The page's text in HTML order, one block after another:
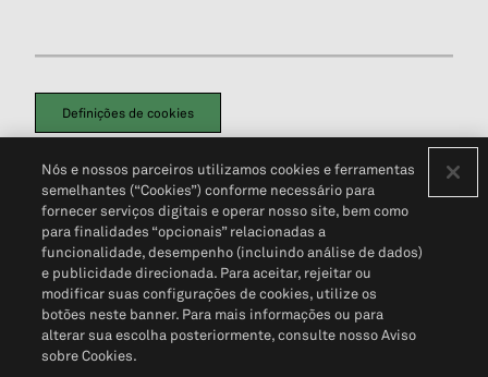
Definições de cookies
Política de PrivacidadePortal de privacidade do cliente (em inglês)
Não Venda Minhas Informações Pessoais© 2026 S&P Global
Nós e nossos parceiros utilizamos cookies e ferramentas
semelhantes (“Cookies”) conforme necessário para
fornecer serviços digitais e operar nosso site, bem como
para finalidades “opcionais” relacionadas a
funcionalidade, desempenho (incluindo análise de dados)
e publicidade direcionada. Para aceitar, rejeitar ou
modificar suas configurações de cookies, utilize os
botões neste banner. Para mais informações ou para
alterar sua escolha posteriormente, consulte nosso Aviso
sobre Cookies.